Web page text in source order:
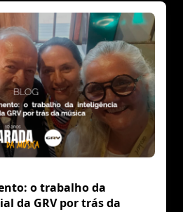
o trabalho da
da GRV por trás da